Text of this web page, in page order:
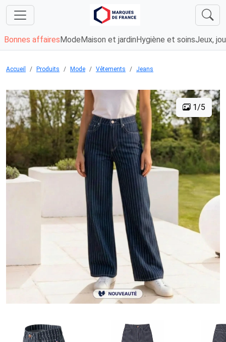
Bonnes affaires Mode Maison et jardin Hygiène et soinsJeux,
Accueil Produits Mode Vêtements Jeans
1/5